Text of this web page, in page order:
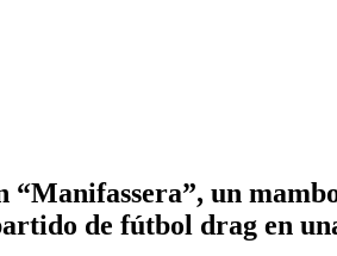
un
de fútbol drag en